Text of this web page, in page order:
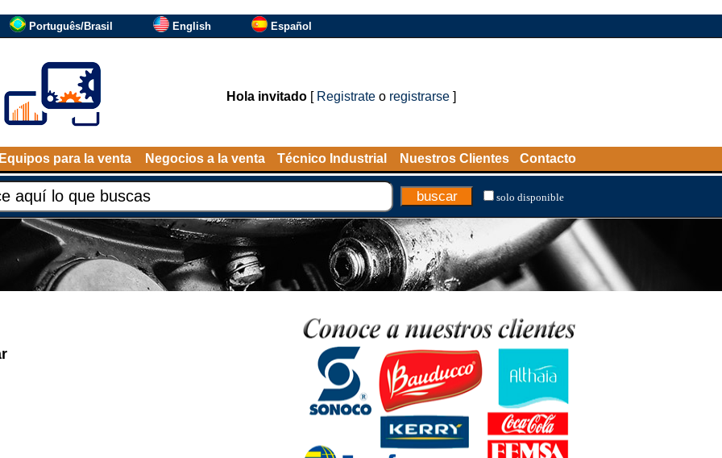
Português/Brasil English Español
Hola invitado[ Registrateo registrarse]
para la venta Negocios a la venta Técnico Industrial Nuestros Clientes Contacto
solo disponible